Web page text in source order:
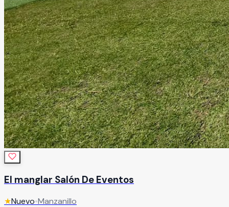
El manglar Salón De Eventos
★Nuevo•Manzanillo